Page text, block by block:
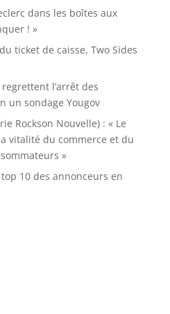
dans les boîtes aux
! »
ticket de caisse, Two Sides
l’arrêt des
un sondage Yougov
Rockson Nouvelle) : « Le
vitalité du commerce et du
»
10 des annonceurs en